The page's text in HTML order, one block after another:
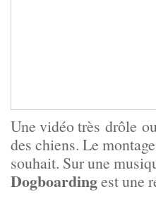
Une vidéo très drôle
des chiens. Le
souhait. Sur une
Dogboardingest une